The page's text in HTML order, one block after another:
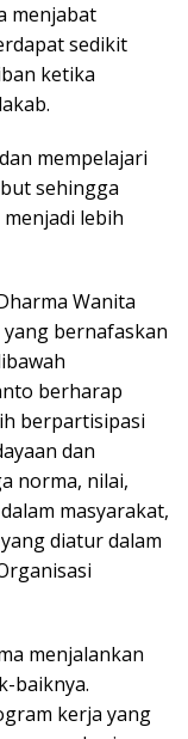
menjabat
sedikit
ketika
mempelajari
sehingga
lebih
Wanita
bernafaskan
berharap
berpartisipasi
dan
norma, nilai,
masyarakat,
diatur dalam
menjalankan
baiknya.
kerja yang